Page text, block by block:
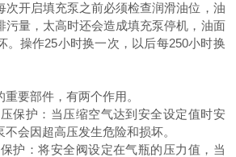
次开启填充泵之前必须检查润滑油位，油
污量，太高时还会造成填充泵停机，油面
。操作25小时换一次，以后每250小时换
要部件，有两个作用。
压保护：当压缩空气达到安全设定值时安
会因超高压发生危险和损坏。
护：将安全阀设定在气瓶的压力值，当